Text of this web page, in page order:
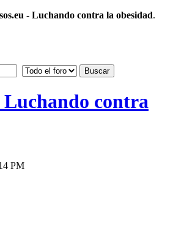
- Luchando contra la obesidad.
Luchando contra
PM